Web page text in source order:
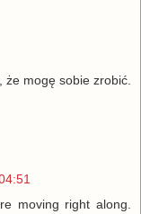
że mogę sobie zrobić.
moving right along.